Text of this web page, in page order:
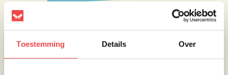
Toestemming Details Over
Bekijk al onze kipproducten